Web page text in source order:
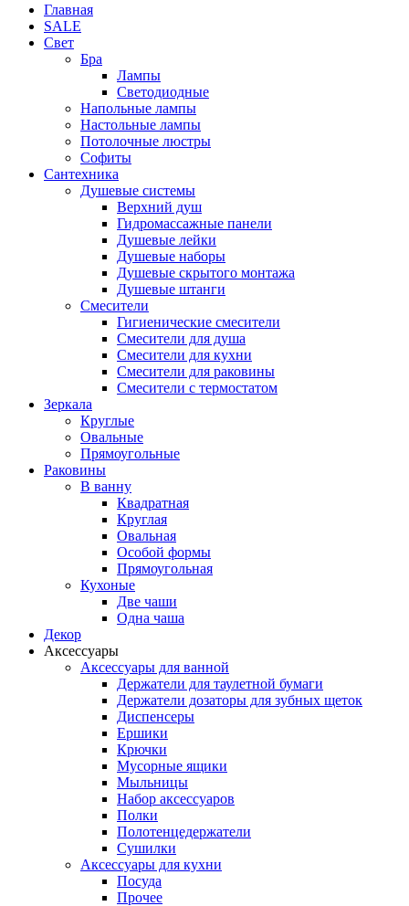
Главная
SALE
Свет
Бра
Лампы
Светодиодные
Напольные лампы
Настольные лампы
Потолочные люстры
Софиты
Сантехника
Душевые системы
Верхний душ
Гидромассажные панели
Душевые лейки
Душевые наборы
Душевые скрытого монтажа
Душевые штанги
Смесители
Гигиенические смесители
Смесители для душа
Смесители для кухни
Смесители для раковины
Смесители с термостатом
Зеркала
Круглые
Овальные
Прямоугольные
Раковины
В ванну
Квадратная
Круглая
Овальная
Особой формы
Прямоугольная
Кухоные
Две чаши
Одна чаша
Декор
Аксессуары
Аксессуары для ванной
Держатели для таулетной бумаги
Держатели дозаторы для зубных щеток
Диспенсеры
Ершики
Крючки
Мусорные ящики
Мыльницы
Набор аксессуаров
Полки
Полотенцедержатели
Сушилки
Аксессуары для кухни
Посуда
Прочее